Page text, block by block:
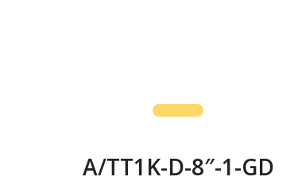
A/TT1K-D-8″-1-GD